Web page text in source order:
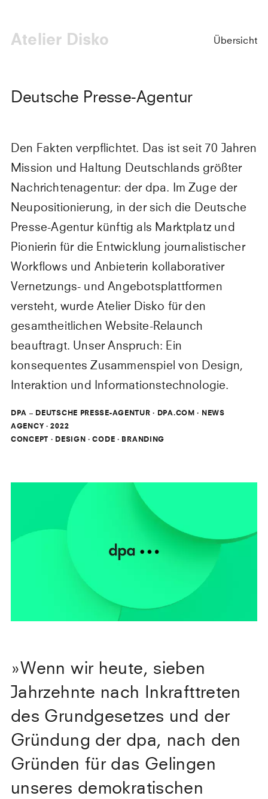
Atelier Disko Übersicht
Deutsche Presse-Agentur
Den Fakten verpflichtet. Das ist seit 70 Jahren
Mission und Haltung Deutschlands größter
Nachrichtenagentur: der dpa. Im Zuge der
Neupositionierung, in der sich die Deutsche
Presse-Agentur künftig als Marktplatz und
Pionierin für die Entwicklung journalistischer
Workflows und Anbieterin kollaborativer
Vernetzungs- und Angebotsplattformen
versteht, wurde Atelier Disko für den
gesamtheitlichen Website-Relaunch
beauftragt. Unser Anspruch: Ein
konsequentes Zusammenspiel von Design,
Interaktion und Informationstechnologie.
DPA – DEUTSCHE PRESSE-AGENTUR · DPA.COM · NEWS
AGENCY ·2022
CONCEPT · DESIGN · CODE · BRANDING
»Wenn wir heute, sieben
Jahrzehnte nach Inkrafttreten
des Grundgesetzes und der
Gründung der dpa, nach den
Gründen für das Gelingen
unseres demokratischen